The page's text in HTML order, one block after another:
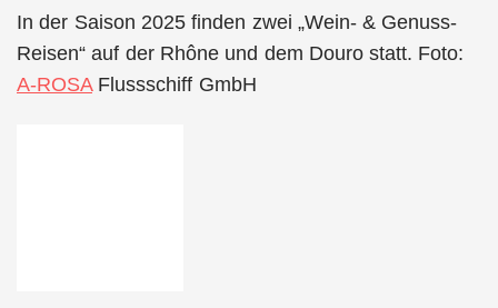
In der Saison 2025 finden zwei „Wein- & Genuss-
Reisen“ auf der Rhône und dem Douro statt. Foto:
A-ROSAFlussschiff GmbH